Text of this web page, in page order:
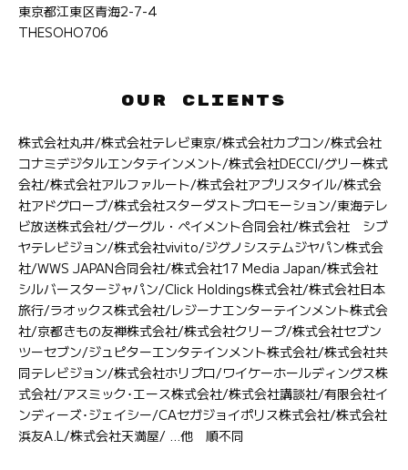
東京都江東区青海2-7-4
THESOHO706
OUR CLIENTS
株式会社丸井/株式会社テレビ東京/株式会社カプコン/株式会社
コナミデジタルエンタテインメント/株式会社DECCI/グリー株式
会社/株式会社アルファルート/株式会社アプリスタイル/株式会
社アドグローブ/株式会社スターダストプロモーション/東海テレ
ビ放送株式会社/グーグル・ペイメント合同会社/株式会社 シブ
ヤテレビジョン/株式会社vivito/ジグノシステムジヤパン株式会
社/WWS JAPAN合同会社/株式会社17 Media Japan/株式会社
シルバースタージャパン/Click Holdings株式会社/株式会社日本
旅行/ラオックス株式会社/レジーナエンターテインメント株式会
社/京都きもの友禅株式会社/株式会社クリープ/株式会社セブン
ツーセブン/ジュピターエンタテインメント株式会社/株式会社共
同テレビジョン/株式会社ホリプロ/ワイケーホールディングス株
式会社/アスミック･エース株式会社/株式会社講談社/有限会社イ
ンディーズ･ジェイシー/CAセガジョイポリス株式会社/株式会社
浜友A.L/株式会社天満屋/ ...他 順不同